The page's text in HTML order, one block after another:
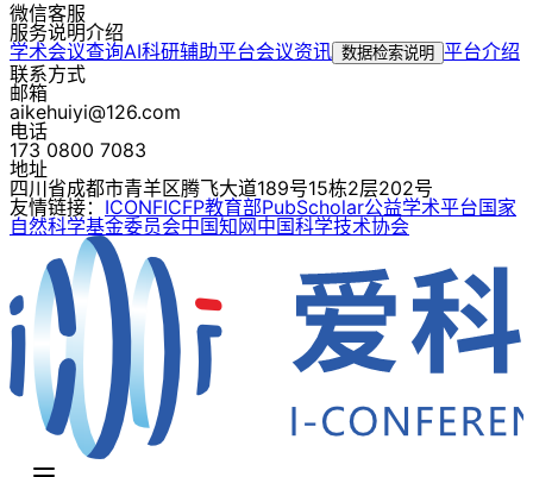
微信客服
服务说明介绍
学术会议查询AI科研辅助平台会议资讯 数据检索说明 平台介绍
联系方式
邮箱
aikehuiyi@126.com
电话
173 0800 7083
地址
四川省成都市青羊区腾飞大道189号15栋2层202号
友情链接： ICONFICFP教育部PubScholar公益学术平台国家
自然科学基金委员会中国知网中国科学技术协会